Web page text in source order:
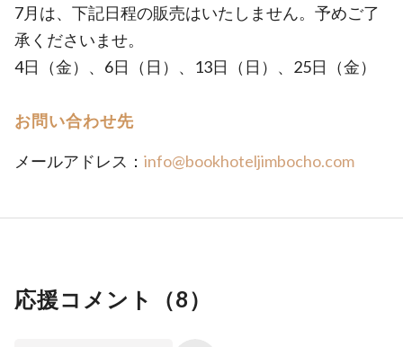
7月は、下記日程の販売はいたしません。予めご了
承くださいませ。
4日（金）、6日（日）、13日（日）、25日（金）
お問い合わせ先
メールアドレス： info@bookhoteljimbocho.com
応援コメント（8）